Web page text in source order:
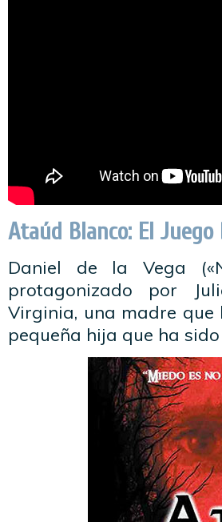
Ataúd Blanco: El Juego
Daniel de la Vega
protagonizado por
Virginia, una madre
pequeña hija que ha